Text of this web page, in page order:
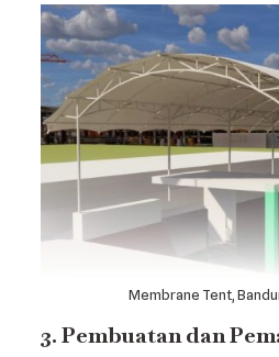
Membrane Tent,
3. Pembuatan dan